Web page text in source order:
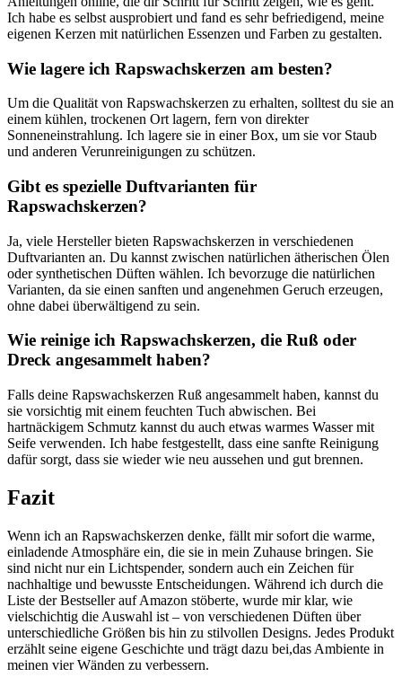
Ich habe‌ es selbst ​ausprobiert und fand ​es sehr befriedigend, meine
eigenen Kerzen mit natürlichen Essenzen und Farben zu gestalten.
Wie lagere ich Rapswachskerzen ⁤am besten?
Um die Qualität von Rapswachskerzen zu erhalten, solltest du ‍sie an
einem kühlen, trockenen Ort lagern, fern von direkter
Sonneneinstrahlung. Ich‍ lagere sie in einer ⁣Box, um sie vor Staub
und anderen Verunreinigungen zu schützen.
Gibt es spezielle Duftvarianten für
⁤Rapswachskerzen?
Ja, viele Hersteller bieten ​Rapswachskerzen in verschiedenen
Duftvarianten an. Du kannst zwischen natürlichen ätherischen Ölen
oder synthetischen Düften ​wählen. Ich ⁤bevorzuge die natürlichen
Varianten, da sie einen sanften und angenehmen Geruch erzeugen,
ohne⁣ dabei ​überwältigend zu sein.
Wie ‍reinige ⁣ich Rapswachskerzen, die Ruß oder
Dreck angesammelt‍ haben?
Falls deine Rapswachskerzen Ruß ⁤angesammelt haben, ⁢kannst‍ du
sie vorsichtig mit ⁤einem feuchten Tuch abwischen. Bei
hartnäckigem Schmutz kannst du‍ auch ​etwas warmes ⁤Wasser mit‌
Seife verwenden. Ich habe festgestellt, dass eine ‍sanfte Reinigung
dafür​ sorgt, dass sie wieder wie neu aussehen und ⁣gut ⁢brennen.
Fazit
Wenn ich an Rapswachskerzen denke, fällt mir sofort die warme,
einladende Atmosphäre ein, die sie in mein Zuhause ⁤bringen.​ Sie
sind nicht nur ein Lichtspender, sondern‍ auch ein Zeichen ​für
nachhaltige und bewusste Entscheidungen. Während ich ⁤durch ⁣die
Liste der Bestseller⁣ auf Amazon ⁢stöberte, wurde mir klar, wie
vielschichtig ‍die Auswahl ist – von verschiedenen Düften über
unterschiedliche Größen⁤ bis hin zu stilvollen Designs. ‌Jedes Produkt
erzählt seine ⁢eigene Geschichte und trägt dazu bei,das Ambiente in
meinen vier​ Wänden zu verbessern.